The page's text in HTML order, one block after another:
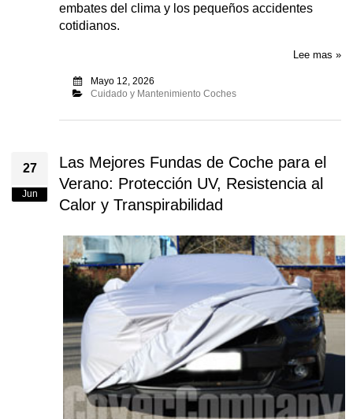
embates del clima y los pequeños accidentes
cotidianos.
Lee mas »
Mayo 12, 2026
Cuidado y Mantenimiento Coches
27
Jun
Las Mejores Fundas de Coche para el
Verano: Protección UV, Resistencia al
Calor y Transpirabilidad